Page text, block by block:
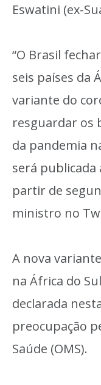
Eswatini (ex-
“O Brasil
seis países da
variante do
resguardar os
da pandemia
será publicada
partir de
ministro no
A nova
na África do
declarada
preocupação
Saúde (OMS).